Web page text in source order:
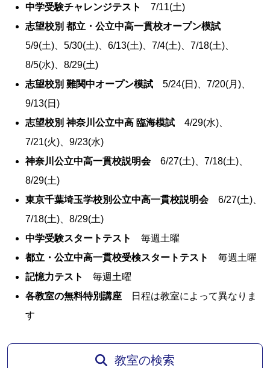
中学受験チャレンジテスト
7/11(土)
志望校別 都立・公立中高一貫校オープン模試
5/9(土)、5/30(土)、6/13(土)、7/4(土)、7/18(土)、
8/5(水)、8/29(土)
志望校別 難関中オープン模試 5/24(日)、7/20(月)、
9/13(日)
志望校別 神奈川公立中高 臨海模試 4/29(水)、
7/21(火)、9/23(水)
神奈川公立中高一貫校説明会6/27(土)、7/18(土)、
8/29(土)
東京千葉埼玉学校別公立中高一貫校説明会6/27(土)、
7/18(土)、8/29(土)
中学受験スタートテスト
毎週土曜
都立・公立中高一貫校受検スタートテスト
毎週土曜
記憶力テスト
毎週土曜
各教室の無料特別講座 日程は教室によって異なりま
す
教室の検索